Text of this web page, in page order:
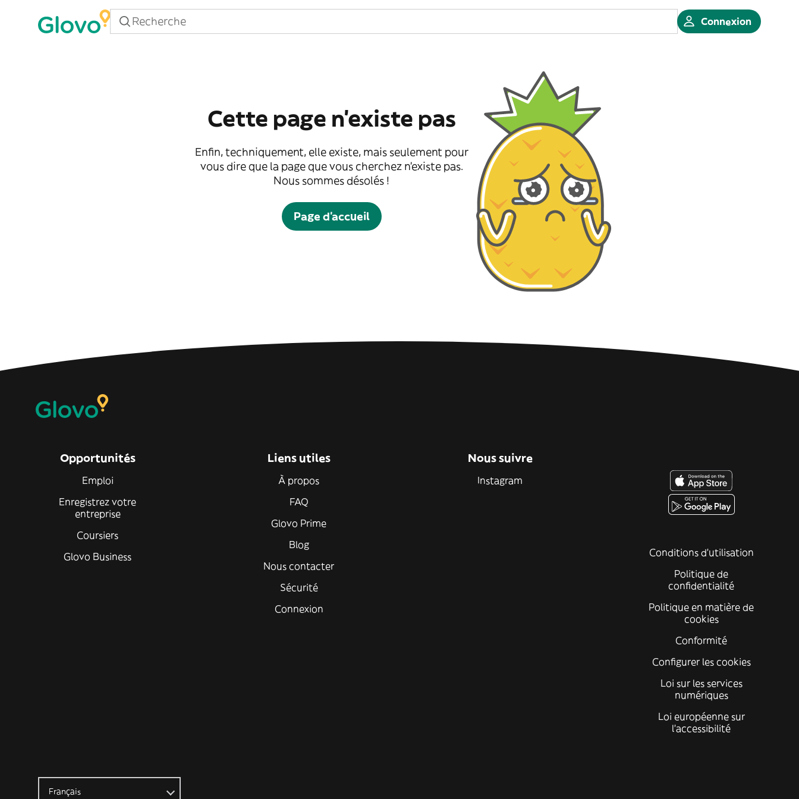
Connexion
Cette page n'existe pas
Enfin, techniquement, elle existe, mais seulement pour
vous dire que la page que vous cherchez n'existe pas.
Nous sommes désolés !
Page d'accueil
Opportunités
Emploi
Enregistrez votre
entreprise
Coursiers
Glovo Business
Liens utiles
À propos
FAQ
Glovo Prime
Blog
Nous contacter
Sécurité
Connexion
Nous suivre
Instagram
Conditions d'utilisation
Politique de
confidentialité
Politique en matière de
cookies
Conformité
Configurer les cookies
Loi sur les services
numériques
Loi européenne sur
l’accessibilité